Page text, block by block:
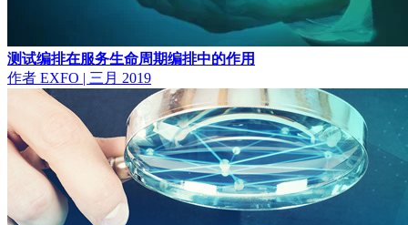
测试编排在服务生命周期编排中的作用
作者 EXFO | 三月 2019